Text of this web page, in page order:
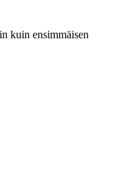
kuin ensimmäisen